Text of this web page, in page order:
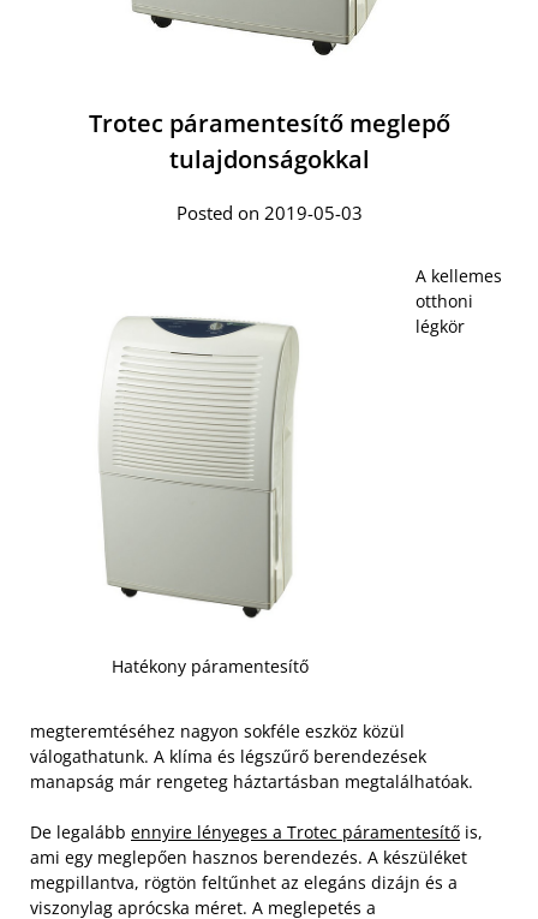
Trotec páramentesítő meglepő
tulajdonságokkal
Posted on 2019-05-03
Hatékony páramentesítő
A kellemes
otthoni
légkör
megteremtéséhez nagyon sokféle eszköz közül
válogathatunk. A klíma és légszűrő berendezések
manapság már rengeteg háztartásban megtalálhatóak.
De legalább ennyire lényeges a Trotec páramentesítő is,
ami egy meglepően hasznos berendezés. A készüléket
megpillantva, rögtön feltűnhet az elegáns dizájn és a
viszonylag aprócska méret. A meglepetés a